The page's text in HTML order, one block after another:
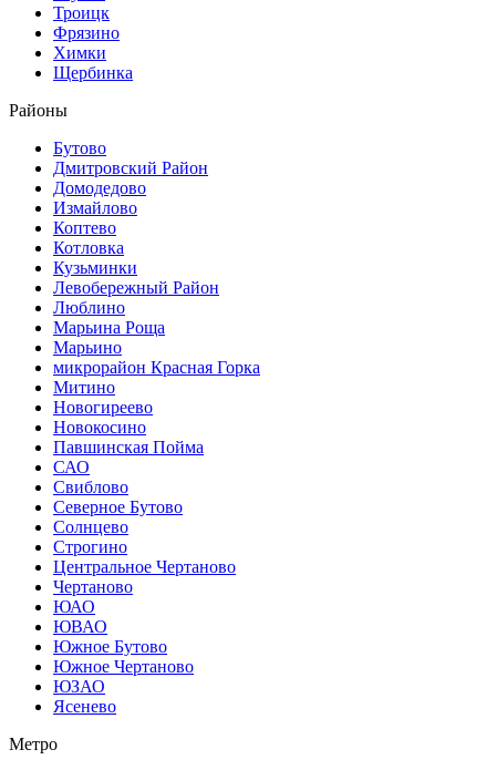
Троицк
Фрязино
Химки
Щербинка
Районы
Бутово
Дмитровский Район
Домодедово
Измайлово
Коптево
Котловка
Кузьминки
Левобережный Район
Люблино
Марьина Роща
Марьино
микрорайон Красная Горка
Митино
Новогиреево
Новокосино
Павшинская Пойма
САО
Свиблово
Северное Бутово
Солнцево
Строгино
Центральное Чертаново
Чертаново
ЮАО
ЮВАО
Южное Бутово
Южное Чертаново
ЮЗАО
Ясенево
Метро